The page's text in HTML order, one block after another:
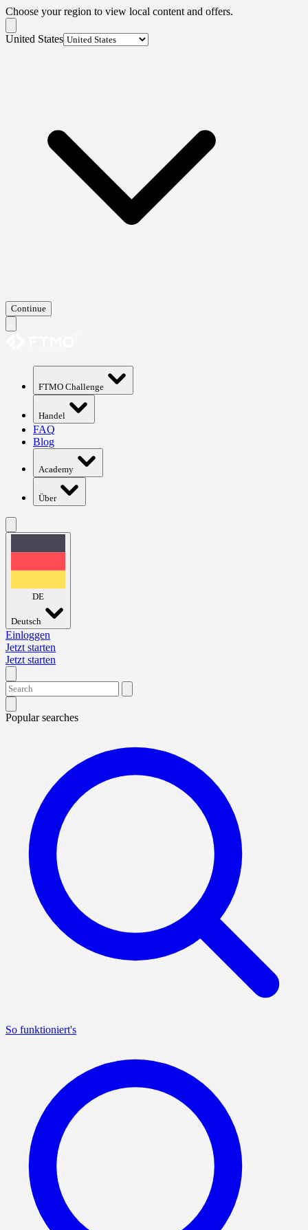
Choose your region to view local content and offers.
United States
Continue
FTMO Challenge
Handel
FAQ
Blog
Academy
Über
DE
Deutsch
Einloggen
Jetzt starten
Jetzt starten
Popular searches
So funktioniert's